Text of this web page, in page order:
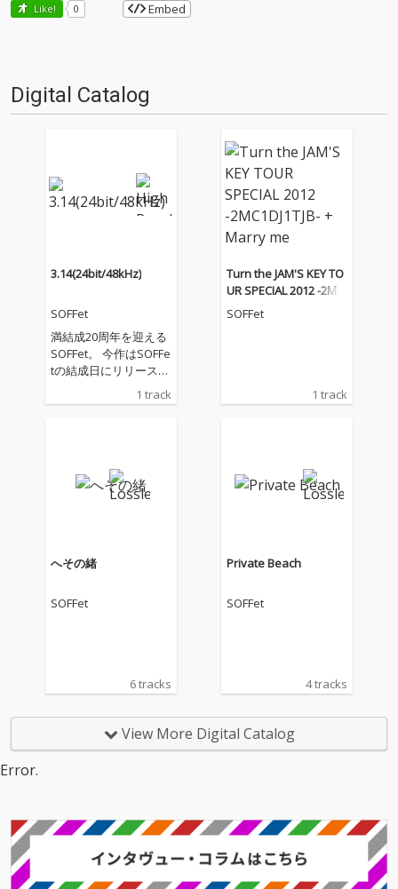
Like! 0 Embed
Digital Catalog
3.14(24bit/48kHz)
SOFFet
満結成20周年を迎える
SOFFet。 今作はSOFFe
tの結成日にリリースと
なる『3.14』 進化し続
けるSOFFetオリジナ
1 track
Turn the JAM'S KEY TO
UR SPECIAL 2012 -2MC
1DJ1TJB- + Marry me
SOFFet
1 track
へその緒
SOFFet
6 tracks
Private Beach
SOFFet
4 tracks
View More Digital Catalog
Error.